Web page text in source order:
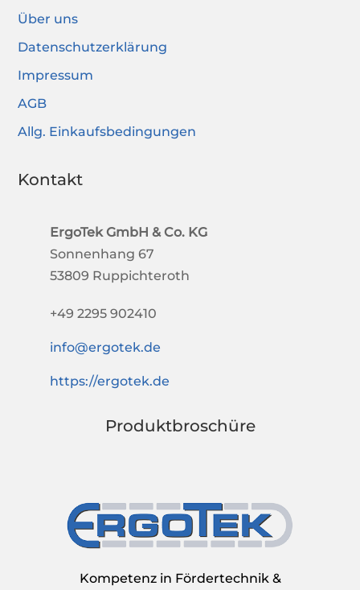
Über uns
Datenschutzerklärung
Impressum
AGB
Allg. Einkaufsbedingungen
Kontakt
ErgoTek GmbH & Co. KG
Sonnenhang 67
53809 Ruppichteroth
+49 2295 902410
info@ergotek.de
https://ergotek.de
Produktbroschüre
Kompetenz in Fördertechnik &